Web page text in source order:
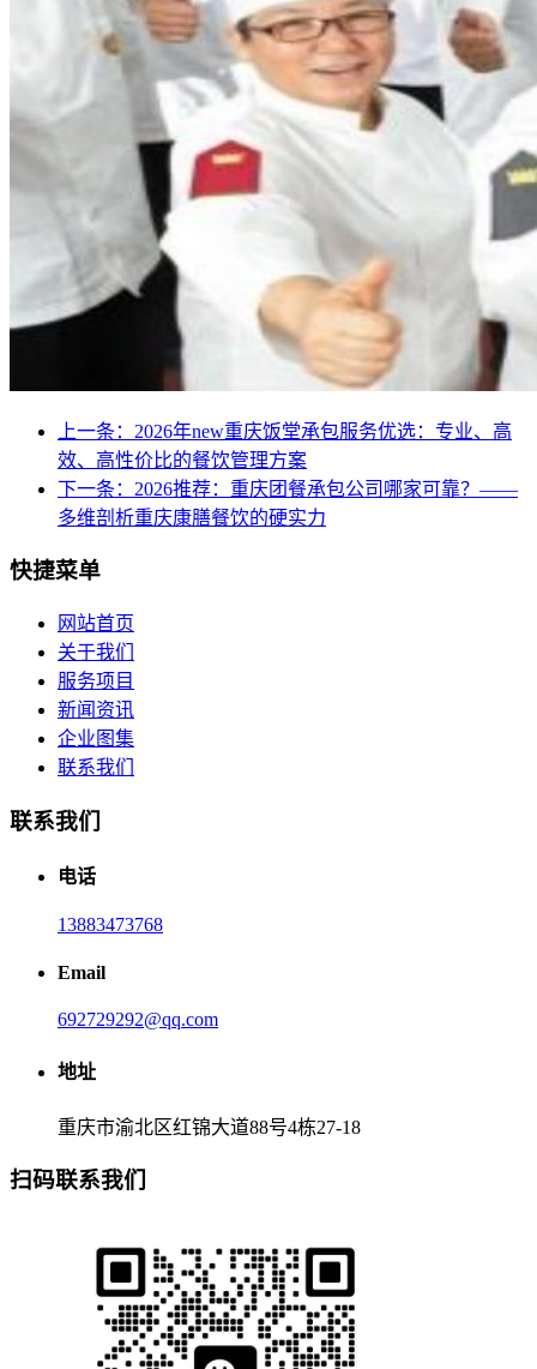
上一条：2026年new重庆饭堂承包服务优选：专业、高
效、高性价比的餐饮管理方案
下一条：2026推荐：重庆团餐承包公司哪家可靠？——
多维剖析重庆康膳餐饮的硬实力
快捷菜单
网站首页
关于我们
服务项目
新闻资讯
企业图集
联系我们
联系我们
电话
13883473768
Email
692729292@qq.com
地址
重庆市渝北区红锦大道88号4栋27-18
扫码联系我们